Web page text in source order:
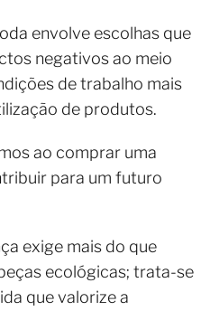
envolve escolhas que
negativos ao meio
de trabalho mais
de produtos.
ao comprar uma
para um futuro
exige mais do que
ecológicas; trata-se
que valorize a